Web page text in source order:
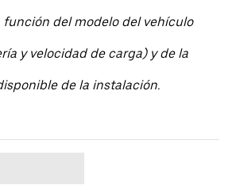
función del modelo del vehículo
y velocidad de carga) y de la
de la instalación.